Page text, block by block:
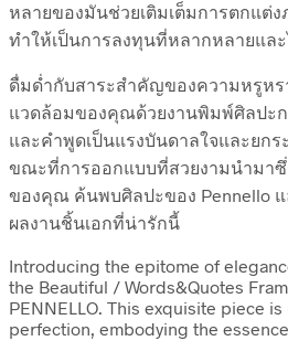
หลายของมันช่วยเติมเต็มการตกแต่ง
ทำให้เป็นการลงทุนที่หลากหลายและ
ดื่มด่ำกับสาระสำคัญของความหรูห
แวดล้อมของคุณด้วยงานพิมพ์ศิลปะ
และคำพูดเป็นแรงบันดาลใจและย
ขณะที่การออกแบบที่สวยงามนำมา
ของคุณ ค้นพบศิลปะของ Pennello
ผลงานชิ้นเอกที่น่ารักนี้
Introducing the epitome of
the Beautiful / Words&Quotes
PENNELLO. This exquisite piece
perfection, embodying the